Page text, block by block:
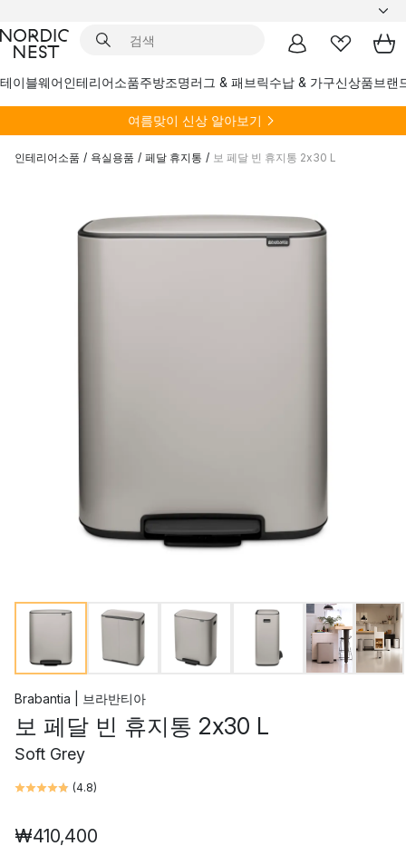
테이블웨어인테리어소품주방조명러그 & 패브릭수납 & 가구신상품브랜
여름맞이 신상 알아보기
인테리어소품 / 욕실용품 / 페달 휴지통 / 보 페달 빈 휴지통 2x30 L
Brabantia | 브라반티아
보 페달 빈 휴지통 2x30 L
Soft Grey
(4.8)
₩410,400